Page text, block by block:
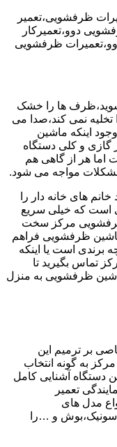
ظرفشویی،تعمیر
دوو،تعمیرکار
ظرفشویی
ها را خشک
نمی کند،صدا می
اینکه ماشین
و کلی دستگاه
اما هر از گاهی هم
مشکلات مواجه می شود.
های خانه دار را
است که خیلی سریع
ظرفشویی مرکز سخت
ماشین ظرفشویی فراهم
است یا اینکه
تماس بگیرید تا
ظرفشویی به منزل
بر ترمیم این
به گونه انتخاب
دستگاه آشنایی کامل
تعمیر
مدل های
و …را